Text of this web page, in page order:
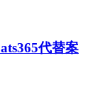
代替案